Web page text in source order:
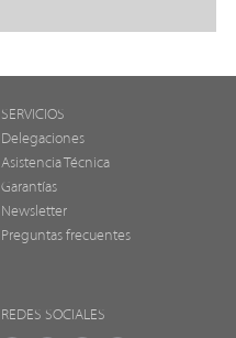
SERVICIOS
Delegaciones
Asistencia Técnica
Garantías
Newsletter
Preguntas frecuentes
REDES SOCIALES